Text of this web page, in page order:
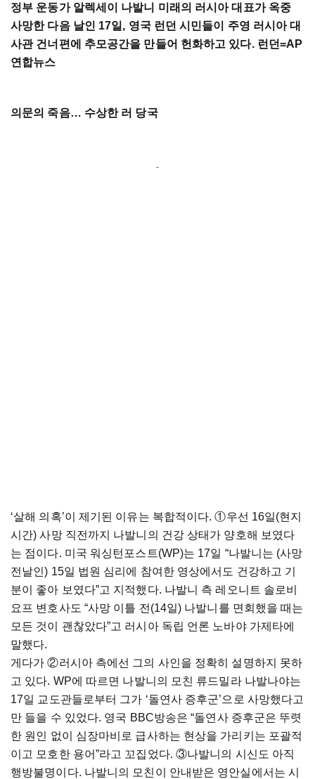
정부 운동가 알렉세이 나발니 미래의 러시아 대표가 옥중
사망한 다음 날인 17일, 영국 런던 시민들이 주영 러시아 대
사관 건너편에 추모공간을 만들어 헌화하고 있다. 런던=AP
연합뉴스
의문의 죽음… 수상한 러 당국
‘살해 의혹’이 제기된 이유는 복합적이다. ①우선 16일(현지
시간) 사망 직전까지 나발니의 건강 상태가 양호해 보였다
는 점이다. 미국 워싱턴포스트(WP)는 17일 “나발니는 (사망
전날인) 15일 법원 심리에 참여한 영상에서도 건강하고 기
분이 좋아 보였다”고 지적했다. 나발니 측 레오니트 솔로비
요프 변호사도 “사망 이틀 전(14일) 나발니를 면회했을 때는
모든 것이 괜찮았다”고 러시아 독립 언론 노바야 가제타에
말했다.
게다가 ②러시아 측에선 그의 사인을 정확히 설명하지 못하
고 있다. WP에 따르면 나발니의 모친 류드밀라 나발나야는
17일 교도관들로부터 그가 ‘돌연사 증후군’으로 사망했다고
만 들을 수 있었다. 영국 BBC방송은 “돌연사 증후군은 뚜렷
한 원인 없이 심장마비로 급사하는 현상을 가리키는 포괄적
이고 모호한 용어”라고 꼬집었다. ③나발니의 시신도 아직
행방불명이다. 나발니의 모친이 안내받은 영안실에서는 시